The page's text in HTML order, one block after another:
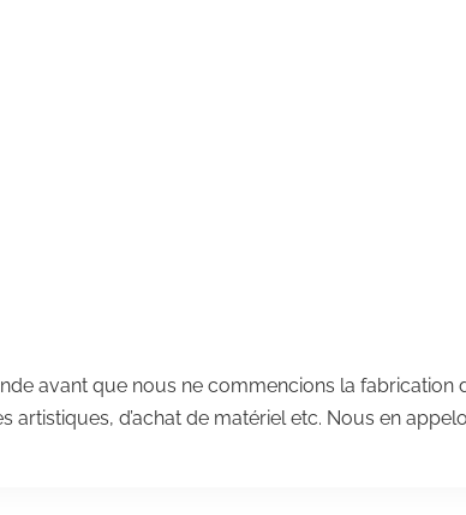
avant que nous ne commencions la
artistiques, d’achat de matériel etc. Nous en